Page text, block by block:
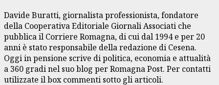
Davide Buratti, giornalista professionista, fondatore
della Cooperativa Editoriale Giornali Associati che
pubblica il Corriere Romagna, di cui dal 1994 e per 20
anni è stato responsabile della redazione di Cesena.
Oggi in pensione scrive di politica, economia e attualità
a 360 gradi nel suo blog per Romagna Post. Per contatti
utilizzate il box commenti sotto gli articoli.